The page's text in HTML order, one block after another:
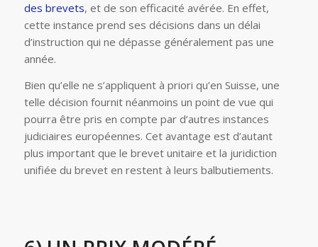
des brevets, et de son efficacité avérée. En effet,
cette instance prend ses décisions dans un délai
d’instruction qui ne dépasse généralement pas une
année.
Bien qu’elle ne s’appliquent à priori qu’en Suisse, une
telle décision fournit néanmoins un point de vue qui
pourra être pris en compte par d’autres instances
judiciaires européennes. Cet avantage est d’autant
plus important que le brevet unitaire et la juridiction
unifiée du brevet en restent à leurs balbutiements.